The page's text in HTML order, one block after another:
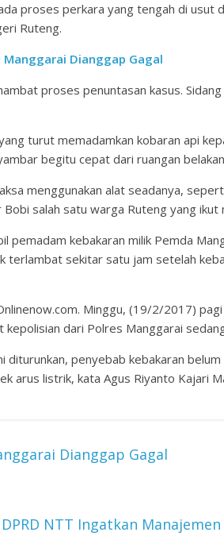
proses perkara yang tengah di usut
Ruteng.
Manggarai Dianggap Gagal
proses penuntasan kasus.
turut memadamkan kobaran api
begitu cepat dari ruangan
menggunakan alat seadanya,
salah satu warga Ruteng yang ikut
pemadam kebakaran milik Pemda
terlambat sekitar satu jam setelah
Minggu, (19/2/2017)
kepolisian dari Polres Manggarai
diturunkan, penyebab kebakaran
arus listrik, kata Agus Riyanto Kajari
Dianggap Gagal
DPRD NTT Ingatkan